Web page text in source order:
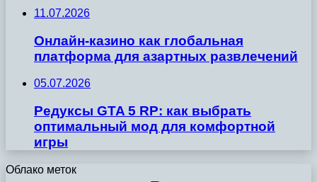
11.07.2026
Онлайн-казино как глобальная
платформа для азартных развлечений
05.07.2026
Редуксы GTA 5 RP: как выбрать
оптимальный мод для комфортной
игры
Облако меток